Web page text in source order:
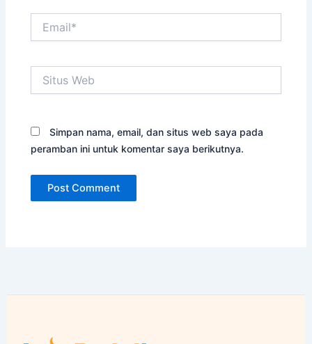
Web
Simpan nama, email, dan situs web saya pada
peramban ini untuk komentar saya berikutnya.